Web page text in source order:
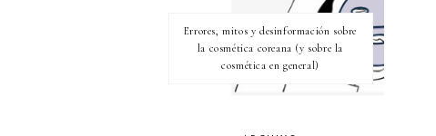
Errores, mitos y desinformación sobre
la cosmética coreana (y sobre la
cosmética en general)